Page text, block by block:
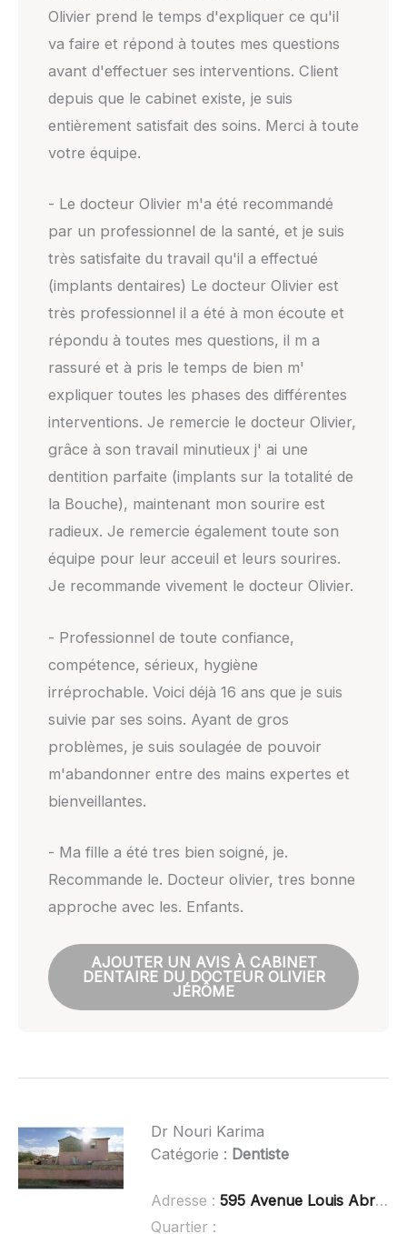
Olivier prend le temps d'expliquer ce qu'il
va faire et répond à toutes mes questions
avant d'effectuer ses interventions. Client
depuis que le cabinet existe, je suis
entièrement satisfait des soins. Merci à toute
votre équipe.
- Le docteur Olivier m'a été recommandé
par un professionnel de la santé, et je suis
très satisfaite du travail qu'il a effectué
(implants dentaires) Le docteur Olivier est
très professionnel il a été à mon écoute et
répondu à toutes mes questions, il m a
rassuré et à pris le temps de bien m'
expliquer toutes les phases des différentes
interventions. Je remercie le docteur Olivier,
grâce à son travail minutieux j' ai une
dentition parfaite (implants sur la totalité de
la Bouche), maintenant mon sourire est
radieux. Je remercie également toute son
équipe pour leur acceuil et leurs sourires.
Je recommande vivement le docteur Olivier.
- Professionnel de toute confiance,
compétence, sérieux, hygiène
irréprochable. Voici déjà 16 ans que je suis
suivie par ses soins. Ayant de gros
problèmes, je suis soulagée de pouvoir
m'abandonner entre des mains expertes et
bienveillantes.
- Ma fille a été tres bien soigné, je.
Recommande le. Docteur olivier, tres bonne
approche avec les. Enfants.
AJOUTER UN AVIS À CABINET
DENTAIRE DU DOCTEUR OLIVIER
JÉRÔME
Dr Nouri Karima
Catégorie : Dentiste
Adresse : 595 Avenue Louis Abric, 34400 Lunel
Quartier :